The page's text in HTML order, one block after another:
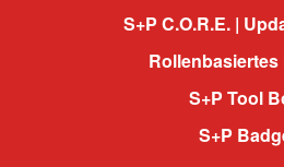
S+P C.O.R.E. |
Rollenbasiertes
S+P Tool
S+P